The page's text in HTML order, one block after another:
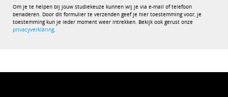
Om je te helpen bij jouw studiekeuze kunnen wij je via e-mail of telefoon
benaderen. Door dit formulier te verzenden geef je hier toestemming voor, je
toestemming kun je ieder moment weer intrekken. Bekijk ook gerust onze
privacyverklaring.